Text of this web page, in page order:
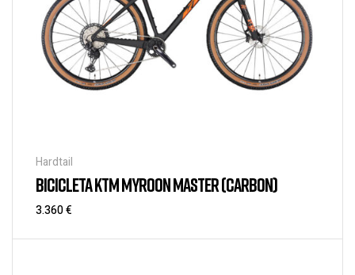
Hardtail
BICICLETA KTM MYROON MASTER (CARBON)
3.360€